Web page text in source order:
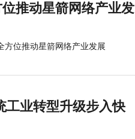
推动星箭网络产业发
方位推动星箭网络产业发展
工业转型升级步入快